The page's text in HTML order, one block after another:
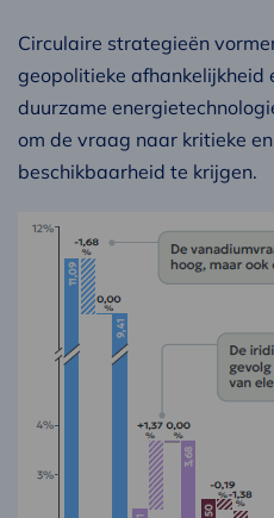
Circulaire strategieën
geopolitieke afhankelijkheid
duurzame
om de vraag naar kritieke
beschikbaarheid te krijgen.